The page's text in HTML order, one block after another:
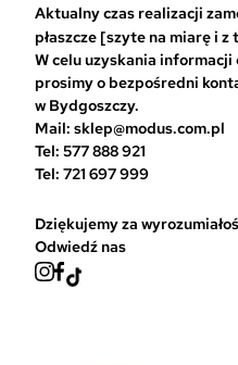
Aktualny czas realizacji
płaszcze [szyte na miarę i
W celu uzyskania informacji
prosimy o bezpośredni
w Bydgoszczy.
Mail: sklep@modus.com.pl
Tel: 577 888 921
Tel: 721 697 999
Dziękujemy za
Odwiedź nas